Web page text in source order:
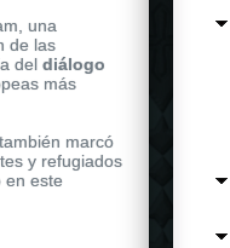
una
de las
del diálogo
más
marcó
y refugiados
en este